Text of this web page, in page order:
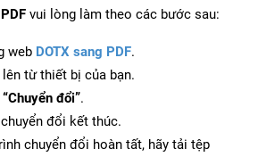
vui lòng làm theo các bước sau:
web DOTX sang PDF.
lên từ thiết bị của bạn.
“Chuyển đổi”.
đổi kết thúc.
chuyển đổi hoàn tất, hãy tải tệp